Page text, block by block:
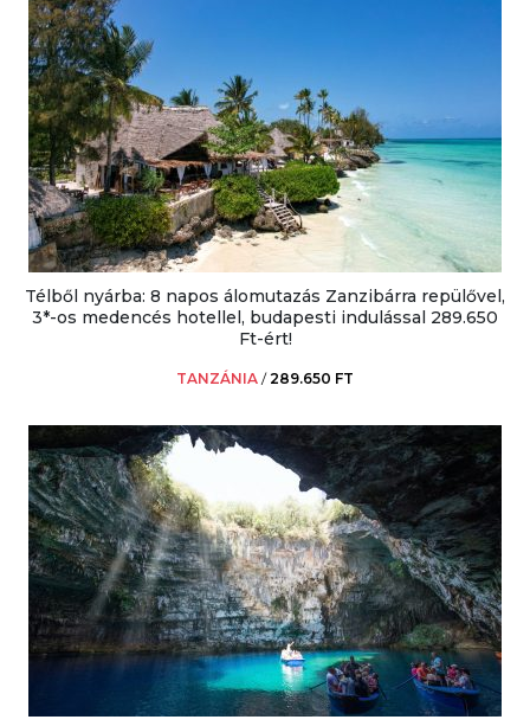
Télből nyárba: 8 napos álomutazás Zanzibárra repülővel,
3*-os medencés hotellel, budapesti indulással 289.650
Ft-ért!
TANZÁNIA /289.650 FT